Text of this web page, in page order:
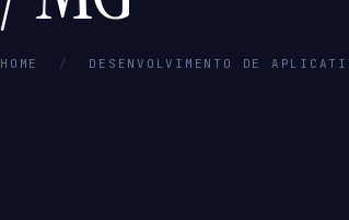
HOME / DESENVOLVIMENTO DE